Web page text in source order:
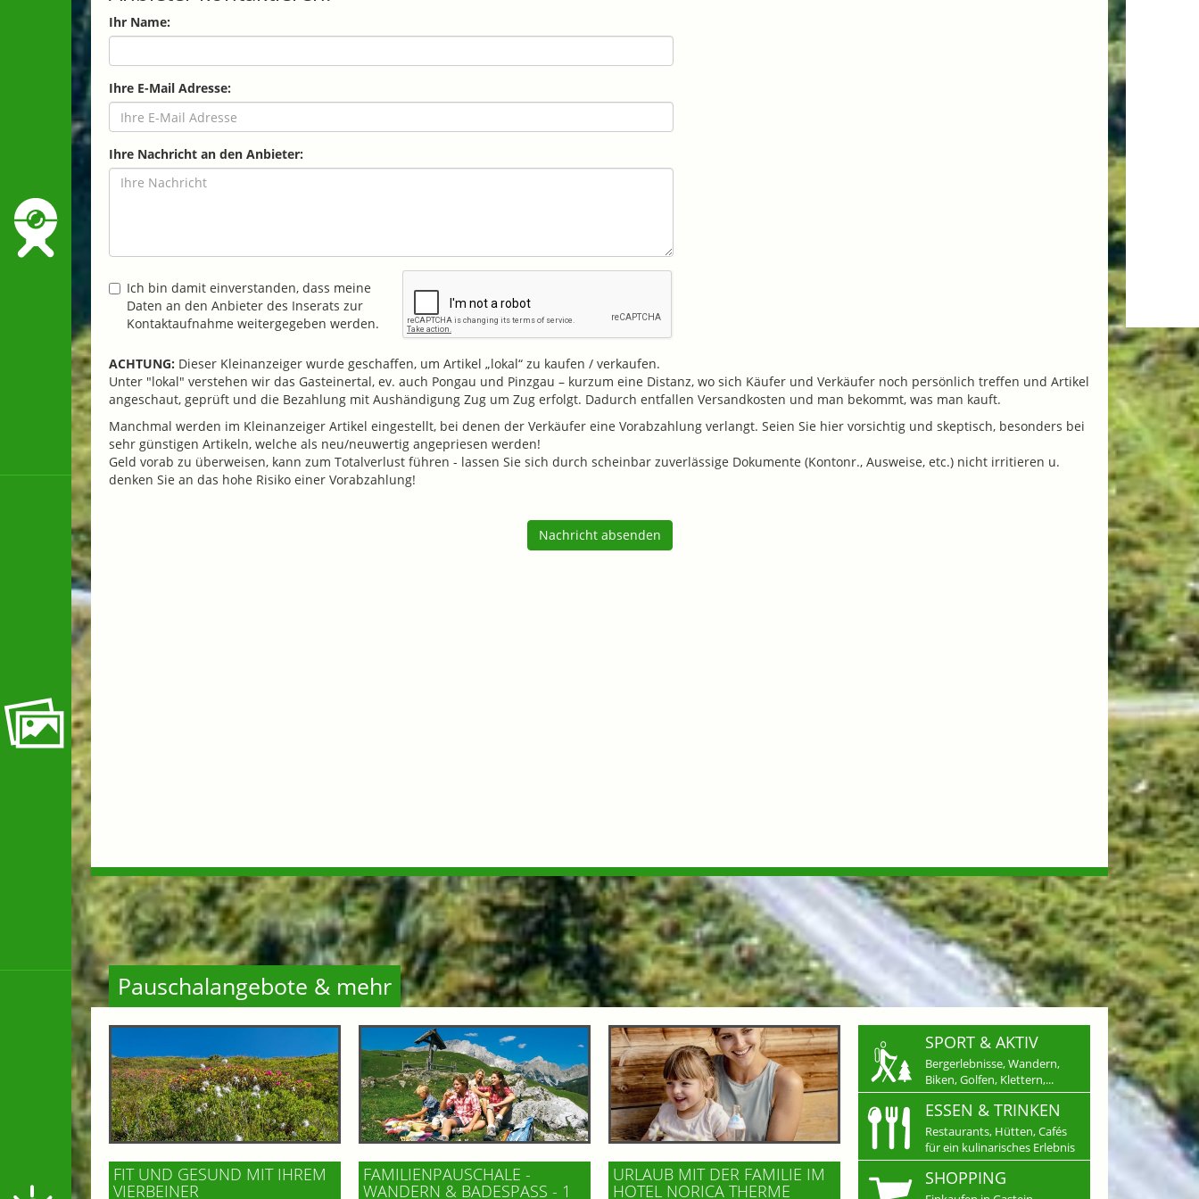
Ihr Name:
Ihre E-Mail Adresse:
Ihre Nachricht an den Anbieter:
Ich bin damit einverstanden, dass meine
Daten an den Anbieter des Inserats zur
Kontaktaufnahme weitergegeben werden.
ACHTUNG: Dieser Kleinanzeiger wurde geschaffen, um Artikel „lokal“ zu kaufen / verkaufen.
Unter "lokal" verstehen wir das Gasteinertal, ev. auch Pongau und Pinzgau – kurzum eine Distanz, wo sich Käufer und Verkäufer noch persönlich treffen und Artikel
angeschaut, geprüft und die Bezahlung mit Aushändigung Zug um Zug erfolgt. Dadurch entfallen Versandkosten und man bekommt, was man kauft.
Manchmal werden im Kleinanzeiger Artikel eingestellt, bei denen der Verkäufer eine Vorabzahlung verlangt. Seien Sie hier vorsichtig und skeptisch, besonders bei
sehr günstigen Artikeln, welche als neu/neuwertig angepriesen werden!
Geld vorab zu überweisen, kann zum Totalverlust führen - lassen Sie sich durch scheinbar zuverlässige Dokumente (Kontonr., Ausweise, etc.) nicht irritieren u.
denken Sie an das hohe Risiko einer Vorabzahlung!
Nachricht absenden
Pauschalangebote & mehr
FIT UND GESUND MIT IHREM
VIERBEINER
FAMILIENPAUSCHALE -
WANDERN & BADESPASS - 1 K
URLAUB MIT DER FAMILIE IM
HOTEL NORICA THERME
SPORT & AKTIV
Bergerlebnisse, Wandern,
Biken, Golfen, Klettern,...
ESSEN & TRINKEN
Restaurants, Hütten, Cafés
für ein kulinarisches Erlebnis
SHOPPING